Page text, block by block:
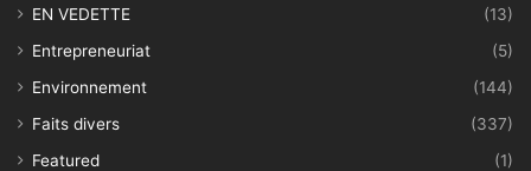
EN VEDETTE
(13)
Entrepreneuriat
(5)
Environnement
(144)
Faits divers
(337)
Featured
(1)